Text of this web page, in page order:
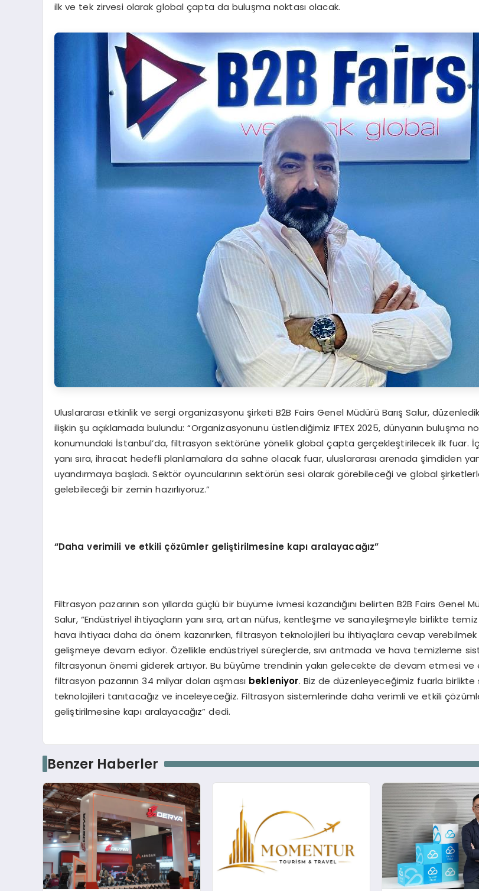
ilk ve tek zirvesi olarak global çapta da buluşma noktası olacak.
Uluslararası etkinlik ve sergi organizasyonu şirketi B2B Fairs Genel Müdürü Barış Salur,
ilişkin şu açıklamada bulundu: “Organizasyonunu üstlendiğimiz IFTEX 2025, dünyanın buluşma
konumundaki İstanbul’da, filtrasyon sektörüne yönelik global çapta gerçekleştirilecek ilk fuar. İç
yanı sıra, ihracat hedefli planlamalara da sahne olacak fuar, uluslararası arenada şimdiden
uyandırmaya başladı. Sektör oyuncularının sektörün sesi olarak görebileceği ve global
gelebileceği bir zemin hazırlıyoruz.”
“Daha verimili ve etkili çözümler geliştirilmesine kapı aralayacağız”
Filtrasyon pazarının son yıllarda güçlü bir büyüme ivmesi kazandığını belirten B2B Fairs Genel
Salur, “Endüstriyel ihtiyaçların yanı sıra, artan nüfus, kentleşme ve sanayileşmeyle birlikte
hava ihtiyacı daha da önem kazanırken, filtrasyon teknolojileri bu ihtiyaçlara cevap verebilmek
gelişmeye devam ediyor. Özellikle endüstriyel süreçlerde, sıvı arıtmada ve hava temizleme
filtrasyonun önemi giderek artıyor. Bu büyüme trendinin yakın gelecekte de devam etmesi ve
filtrasyon pazarının 34 milyar doları aşması bekleniyor. Biz de düzenleyeceğimiz fuarla birlikte
teknolojileri tanıtacağız ve inceleyeceğiz. Filtrasyon sistemlerinde daha verimli ve etkili
geliştirilmesine kapı aralayacağız” dedi.
Benzer Haberler